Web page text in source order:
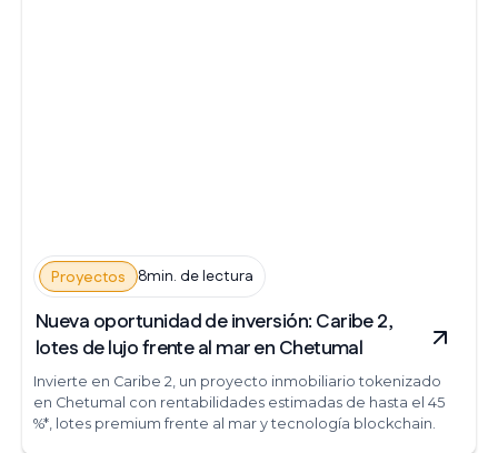
Proyectos 8min. de lectura
Nueva oportunidad de inversión: Caribe 2,
lotes de lujo frente al mar en Chetumal
Invierte en Caribe 2, un proyecto inmobiliario tokenizado
en Chetumal con rentabilidades estimadas de hasta el 45
%*, lotes premium frente al mar y tecnología blockchain.